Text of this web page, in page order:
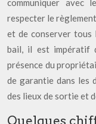
communiquer avec
respecter le
et de conserver tous
bail, il est impératif
présence du
de garantie dans les
des lieux de sortie et
Quelques